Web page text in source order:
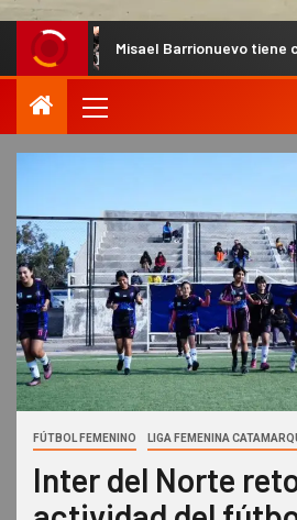
Misael Barrionuevo tiene confirmada
FÚTBOL FEMENINO LIGA FEMENINA
Inter del Norte